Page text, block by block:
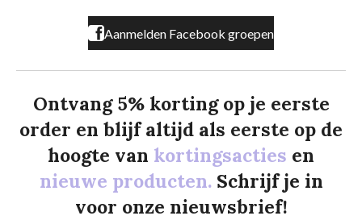
Aanmelden Facebook groepen
Ontvang 5% korting op je eerste
order en blijf altijd als eerste op de
hoogte van kortingsacties en
nieuwe producten. Schrijf je in
voor onze nieuwsbrief!